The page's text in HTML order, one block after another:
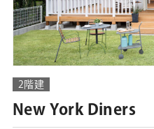
2階建
New York Diners